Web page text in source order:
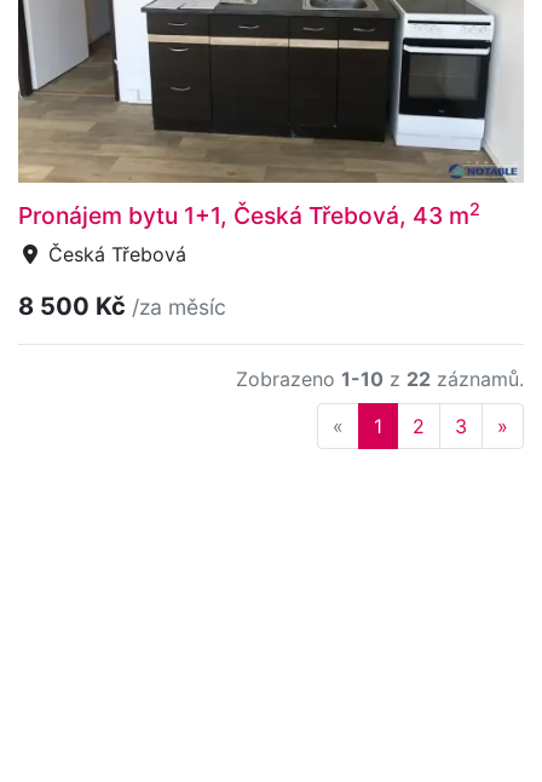
Pronájem bytu 1+1, Česká Třebová, 43 m2
Česká Třebová
8 500 Kč /za měsíc
Zobrazeno 1-10 z 22 záznamů.
« Previous
1 2 3 »